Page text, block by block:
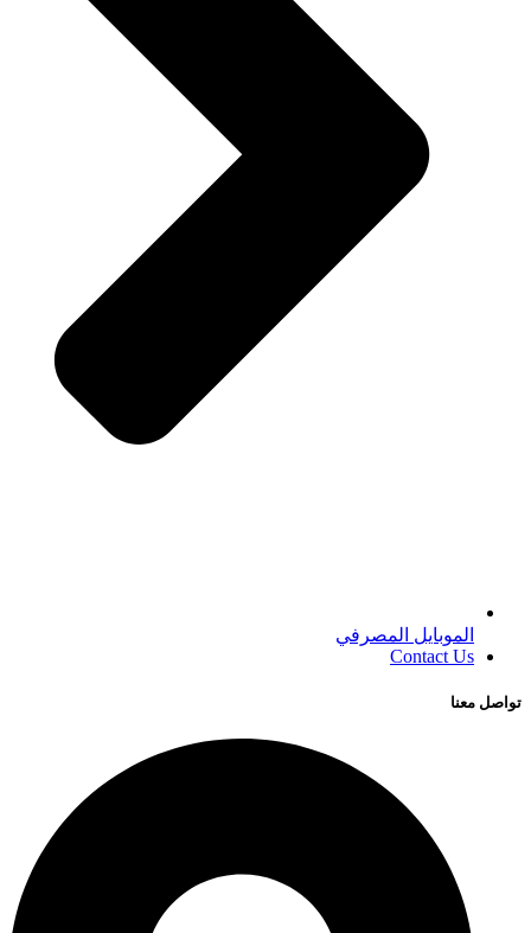
الموبايل المصرفي
Contact Us
تواصل معنا